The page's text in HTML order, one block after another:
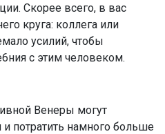
Скорее всего, в вас
круга: коллега или
усилий, чтобы
с этим человеком.
Венеры могут
и потратить намного больше